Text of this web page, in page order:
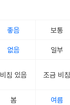
좋음 보통
없음 일부
비침 있음 조금 비침
봄 여름